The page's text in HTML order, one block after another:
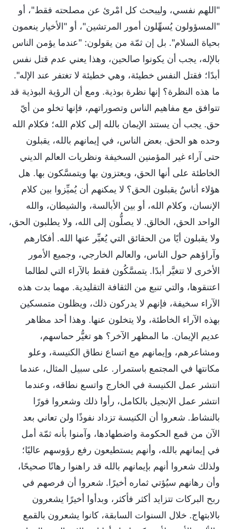
"اللهم نفسي، وليبحث كل امْرئ عن مصلحته فقط"، أو
"المسؤولون يُسهِّلون أمور المرتشين"، أو "الأخيار ينعمون
بحياة السلام". بل إن ثمّة من يقولون: "عندما يؤمن الناس
بالإله، يجب أن يكونوا صالحين، وهذا يعني عدم قتل نفس
أبدًا؛ فقتل النفس خطيئة، وهي خطيئة لا تغتفر عند الإله".
ما هذه النظرة؟ إنها نظرة بوذية. ومع أن الرؤية البوذية قد
تتوافق مع مفاهيم الناس وتصوراتهم، فإنها تخلو من أيّ
حق. يجب أن يستند الإيمان بالله إلى كلام الله؛ فكلام الله
وحده هو الحق. بعض الناس، في إيمانهم بالله، يقبلون
حتى آراء غير المؤمنين السخيفة ونظريات العالم الديني
الخاطئة على أنها الحق، ويعتزون بها ويتمسَّكون بها. هل
هؤلاء أناسٌ يقبلون الحق؟ لا يمكنهم أن يُميِّزوا بين كلام
الإنسان، وكلام الله، أو بين الأبالسة، والشيطان، والله
الواحد الحق، الخالق. لا يصلُّون إلى الله، ولا يطلبون الحق،
ولا يقبلون أيًا من الحقائق التي يُعبِّر عنها الله. أفكارهم
وآراؤهم حول الناس، والعالم الخارجي، وجميع الأمور
الأخرى لا تتغيَّر أبدًا. يتمسَّكُون فقط بالآراء التي لطالما
اعتنقوها، والتي تنبع من الثقافة التقليدية. مهما بدت هذه
الآراء سخيفة، فإنهم لا يدركون ذلك، ويظلون متمسكين
بهذه الآراء الخاطئة، ولا يتخلون عنها. وهذا أحد مظاهر
عديم الإيمان. ما المظهر الآخر؟ هو تغيُّر حماسهم،
ومشاعرهم، وإيمانهم مع اتساع نطاق الكنيسة، وعلو
مكانتها في المجتمع باستمرار. على سبيل المثال، عندما
انتشر عمل الكنيسة في الخارج واتسع نطاقه، وعندما
انتشر عمل الإنجيل بالكامل، رأوا ذلك وشعروا فورًا
بالنشاط. شعروا أن الكنيسة تزداد نفوذًا ولن تعاني بعد
الآن من قمع الحكومة واضطهادها، وآمنوا بأنه ثمّة أمل
في إيمانهم بالله، وأنهم يستطيعون رفع رؤوسهم عاليًا؛
ولذلك شعروا أنهم بإيمانهم بالله قد راهنوا رهانًا صحيحًا،
وأن رهانهم سيُؤتي ثماره أخيرًا. شعروا أن فرصهم في
ربح البركات تتزايد أكثر فأكثر، وبدأوا أخيرًا يشعرون
بالابتهاج. خلال السنوات السابقة، كانوا يشعرون بالقمع